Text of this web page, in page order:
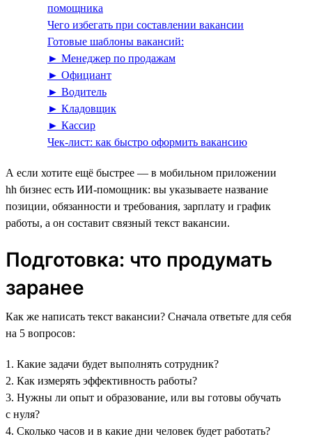
помощника
Чего избегать при составлении вакансии
Готовые шаблоны вакансий:
► Менеджер по продажам
► Официант
► Водитель
► Кладовщик
► Кассир
Чек-лист: как быстро оформить вакансию
А если хотите ещё быстрее — в мобильном приложении
hh бизнес есть ИИ‑помощник: вы указываете название
позиции, обязанности и требования, зарплату и график
работы, а он составит связный текст вакансии.
Подготовка: что продумать
заранее
Как же написать текст вакансии? Сначала ответьте для себя
на 5 вопросов:
1. Какие задачи будет выполнять сотрудник?
2. Как измерять эффективность работы?
3. Нужны ли опыт и образование, или вы готовы обучать
с нуля?
4. Сколько часов и в какие дни человек будет работать?